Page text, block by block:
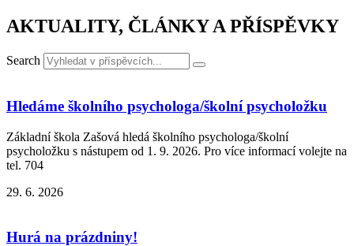
AKTUALITY, ČLÁNKY A PŘÍSPĚVKY
Search
Hledáme školního psychologa/školní psycholožku
Základní škola Zašová hledá školního psychologa/školní
psycholožku s nástupem od 1. 9. 2026. Pro více informací volejte na
tel. 704
29. 6. 2026
Hurá na prázdniny!